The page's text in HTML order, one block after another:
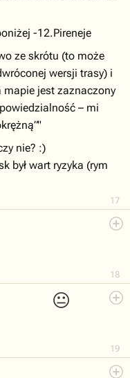
17
-12.Pireneje
ze skrótu (to może
wersji trasy) i
jest zaznaczony
– mi
nie? :)
był wart ryzyka (rym
18
😐
19